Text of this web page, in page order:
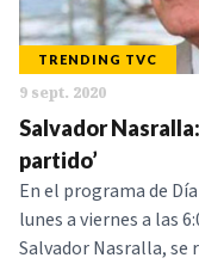
TRENDING TVC
9 sept. 2020
Salvador
partido’
En el programa de
lunes a viernes a las
Salvador Nasralla, se